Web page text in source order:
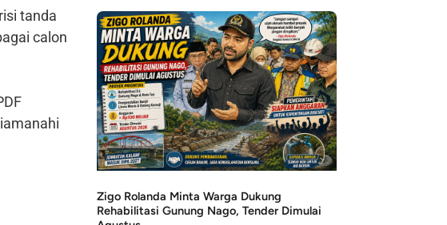
tanda
calon
Zigo Rolanda Minta Warga Dukung
Rehabilitasi Gunung Nago, Tender Dimulai